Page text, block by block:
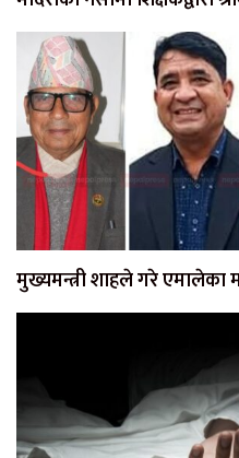
मुख्यमन्त्री शाहले गरे एमालेका